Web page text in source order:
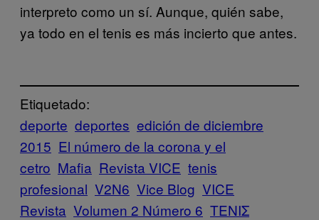
interpreto como un sí. Aunque, quién sabe,
ya todo en el tenis es más incierto que antes.
Etiquetado:
deporte deportes edición de diciembre
2015 El número de la corona y el
cetro Mafia Revista VICE tenis
profesional V2N6 Vice Blog VICE
Revista Volumen 2 Número 6 ΤΕΝΙΣ